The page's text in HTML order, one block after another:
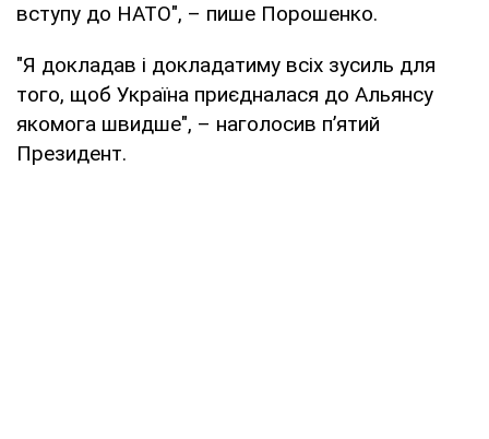
вступу до НАТО", – пише Порошенко.
"Я докладав і докладатиму всіх зусиль для
того, щоб Україна приєдналася до Альянсу
якомога швидше", – наголосив п’ятий
Президент.